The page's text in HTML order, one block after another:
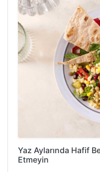
Yaz Aylarında Hafif
Etmeyin